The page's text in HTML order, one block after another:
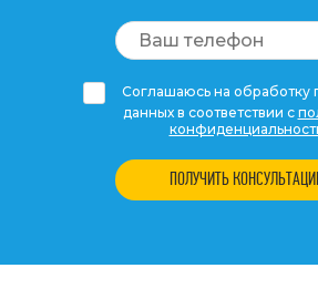
Соглашаюсь на обработку
данных в соответствии с
ПОЛУЧИТЬ